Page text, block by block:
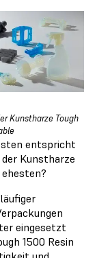
Kunstharze Tough
entspricht
Kunstharze
eingesetzt
1500 Resin